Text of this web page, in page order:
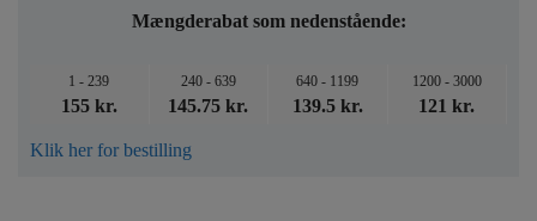
Mængderabat som nedenstående:
1 - 239
155 kr.
240 - 639
145.75 kr.
640 - 1199
139.5 kr.
1200 - 3000
121 kr.
Klik her for bestilling